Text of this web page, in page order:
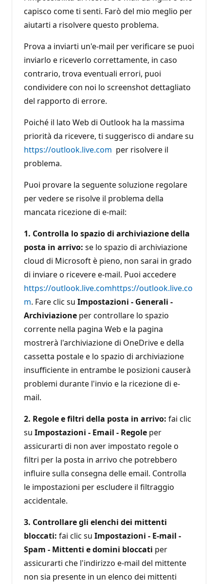
capisco come ti senti. Farò del mio meglio per
aiutarti a risolvere questo problema.
Prova a inviarti un'e-mail per verificare se puoi
inviarlo e riceverlo correttamente, in caso
contrario, trova eventuali errori, puoi
condividere con noi lo screenshot dettagliato
del rapporto di errore.
Poiché il lato Web di Outlook ha la massima
priorità da ricevere, ti suggerisco di andare su
https://outlook.live.com per risolvere il
problema.
Puoi provare la seguente soluzione regolare
per vedere se risolve il problema della
mancata ricezione di e-mail:
1. Controlla lo spazio di archiviazione della
posta in arrivo: se lo spazio di archiviazione
cloud di Microsoft è pieno, non sarai in grado
di inviare o ricevere e-mail. Puoi accedere
https://outlook.live.comhttps://outlook.live.co
m. Fare clic su Impostazioni - Generali -
Archiviazione per controllare lo spazio
corrente nella pagina Web e la pagina
mostrerà l'archiviazione di OneDrive e della
cassetta postale e lo spazio di archiviazione
insufficiente in entrambe le posizioni causerà
problemi durante l'invio e la ricezione di e-
mail.
2. Regole e filtri della posta in arrivo: fai clic
su Impostazioni - Email - Regole per
assicurarti di non aver impostato regole o
filtri per la posta in arrivo che potrebbero
influire sulla consegna delle email. Controlla
le impostazioni per escludere il filtraggio
accidentale.
3. Controllare gli elenchi dei mittenti
bloccati: fai clic su Impostazioni - E-mail -
Spam - Mittenti e domini bloccati per
assicurarti che l'indirizzo e-mail del mittente
non sia presente in un elenco dei mittenti